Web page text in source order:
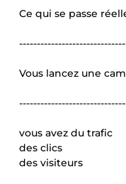
Ce qui se passe
Vous lancez une
vous avez du trafic
des clics
des visiteurs